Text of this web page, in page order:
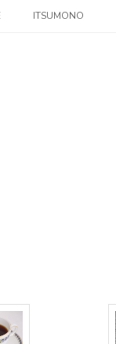
ITSUMONO